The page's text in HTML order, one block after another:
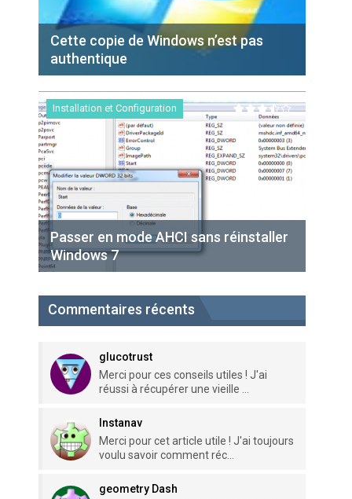
Cette copie de Windows n’est pas
authentique
Installation et Configuration
Passer en mode AHCI sans réinstaller
Windows 7
Commentaires récents
glucotrust
Merci pour ces conseils utiles ! J'ai
réussi à récupérer une vieille ...
Instanav
Merci pour cet article utile ! J'ai toujours
voulu savoir comment réc...
geometry Dash